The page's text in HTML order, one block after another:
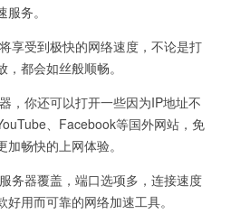
务。
受到极快的网络速度，不论是打
都会如丝般顺畅。
你还可以打开一些因为IP地址不
、Facebook等国外网站，免
畅快的上网体验。
器覆盖，端口选项多，连接速度
用而可靠的网络加速工具。